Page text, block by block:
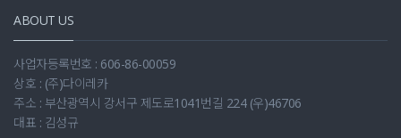
ABOUT US
사업자등록번호 : 606-86-00059
상호 : (주)다이레카
주소 : 부산광역시 강서구 제도로1041번길 224 (우)46706
대표 : 김성규